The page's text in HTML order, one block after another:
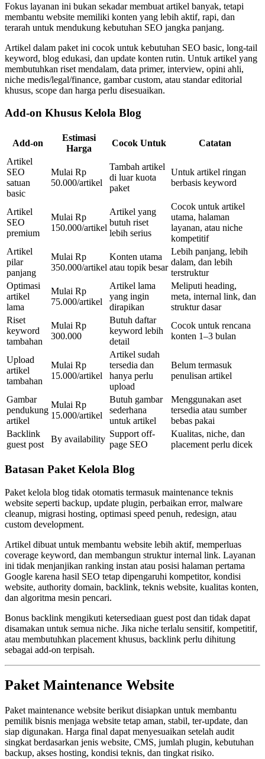
Fokus layanan ini bukan sekadar membuat artikel banyak, tetapi
membantu website memiliki konten yang lebih aktif, rapi, dan
terarah untuk mendukung kebutuhan SEO jangka panjang.
Artikel dalam paket ini cocok untuk kebutuhan SEO basic, long-tail
keyword, blog edukasi, dan update konten rutin. Untuk artikel yang
membutuhkan riset mendalam, data primer, interview, opini ahli,
niche medis/legal/finance, gambar custom, atau standar editorial
khusus, scope dan harga perlu disesuaikan.
Add-on Khusus Kelola Blog
Add-on
Estimasi
Harga
Cocok Untuk
Catatan
Artikel
SEO
satuan
basic
Mulai Rp
50.000/artikel
Tambah artikel
di luar kuota
paket
Untuk artikel ringan
berbasis keyword
Artikel
SEO
premium
Mulai Rp
150.000/artikel
Artikel yang
butuh riset
lebih serius
Cocok untuk artikel
utama, halaman
layanan, atau niche
kompetitif
Artikel
pilar
panjang
Mulai Rp
350.000/artikel
Konten utama
atau topik besar
Lebih panjang, lebih
dalam, dan lebih
terstruktur
Optimasi
artikel
lama
Mulai Rp
75.000/artikel
Artikel lama
yang ingin
dirapikan
Meliputi heading,
meta, internal link, dan
struktur dasar
Riset
keyword
tambahan
Mulai Rp
300.000
Butuh daftar
keyword lebih
detail
Cocok untuk rencana
konten 1–3 bulan
Upload
artikel
tambahan
Mulai Rp
15.000/artikel
Artikel sudah
tersedia dan
hanya perlu
upload
Belum termasuk
penulisan artikel
Gambar
pendukung
artikel
Mulai Rp
15.000/artikel
Butuh gambar
sederhana
untuk artikel
Menggunakan aset
tersedia atau sumber
bebas pakai
Backlink
guest post
By availability
Support off-
page SEO
Kualitas, niche, dan
placement perlu dicek
Batasan Paket Kelola Blog
Paket kelola blog tidak otomatis termasuk maintenance teknis
website seperti backup, update plugin, perbaikan error, malware
cleanup, migrasi hosting, optimasi speed penuh, redesign, atau
custom development.
Artikel dibuat untuk membantu website lebih aktif, memperluas
coverage keyword, dan membangun struktur internal link. Layanan
ini tidak menjanjikan ranking instan atau posisi halaman pertama
Google karena hasil SEO tetap dipengaruhi kompetitor, kondisi
website, authority domain, backlink, teknis website, kualitas konten,
dan algoritma mesin pencari.
Bonus backlink mengikuti ketersediaan guest post dan tidak dapat
disamakan untuk semua niche. Jika niche terlalu sensitif, kompetitif,
atau membutuhkan placement khusus, backlink perlu dihitung
sebagai add-on terpisah.
Paket Maintenance Website
Paket maintenance website berikut disiapkan untuk membantu
pemilik bisnis menjaga website tetap aman, stabil, ter-update, dan
siap digunakan. Harga final dapat menyesuaikan setelah audit
singkat berdasarkan jenis website, CMS, jumlah plugin, kebutuhan
backup, akses hosting, kondisi teknis, dan tingkat risiko.